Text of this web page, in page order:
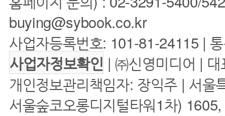
buying@sybook.co.kr
사업자등록번호: 101-81-24115 |
사업자정보확인 | ㈜신영미디어 |
개인정보관리책임자: 장익주 | 서
서울숲코오롱디지털타워1차)